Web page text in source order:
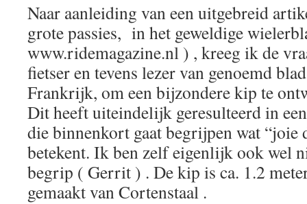
Naar aanleiding van een uitgebreid
grote passies, in het geweldige
www.ridemagazine.nl ) , kreeg ik de
fietser en tevens lezer van genoemd
Frankrijk, om een bijzondere kip te
Dit heeft uiteindelijk geresulteerd in
die binnenkort gaat begrijpen wat “joie
betekent. Ik ben zelf eigenlijk ook wel
begrip ( Gerrit ) . De kip is ca. 1.2
gemaakt van Cortenstaal .